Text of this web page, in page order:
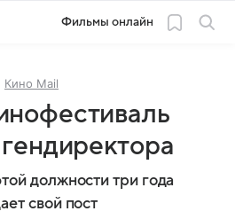
Фильмы онлайн
Кино Mail
должности три года
свой пост